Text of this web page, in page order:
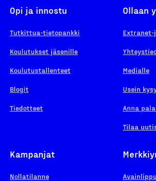
Opi ja innostu
Tutkittua-tietopankki
Koulutukset jäsenille
Koulutustallenteet
Blogit
Tiedotteet
Ollaan
Extranet-
Medialle
Usein
Anna
Tilaa
Kampanjat
Nollatilanne